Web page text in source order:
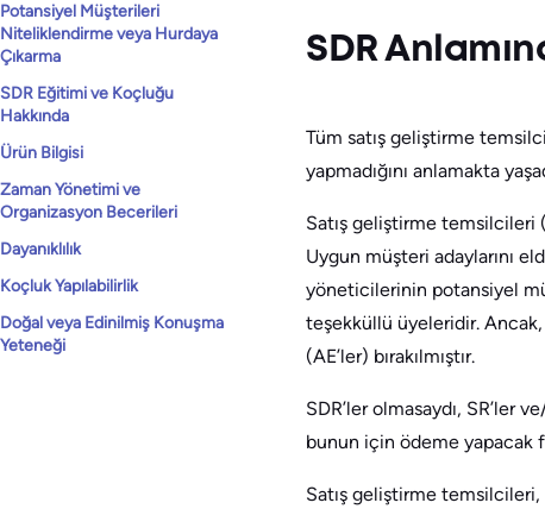
Potansiyel Müşterileri
Niteliklendirme veya Hurdaya
Çıkarma
SDR Eğitimi ve Koçluğu
Hakkında
Ürün Bilgisi
Zaman Yönetimi ve
Organizasyon Becerileri
Dayanıklılık
Koçluk Yapılabilirlik
Doğal veya Edinilmiş Konuşma
Yeteneği
SDR
Tüm satış geliştirme
yapmadığını anlamakta
Satış geliştirme temsilcileri
Uygun müşteri adaylarını
yöneticilerinin potansiyel
teşekküllü üyeleridir. Ancak,
(AE’ler) bırakılmıştır.
SDR’ler olmasaydı, SR’ler
bunun için ödeme yapacak
Satış geliştirme temsilcileri,